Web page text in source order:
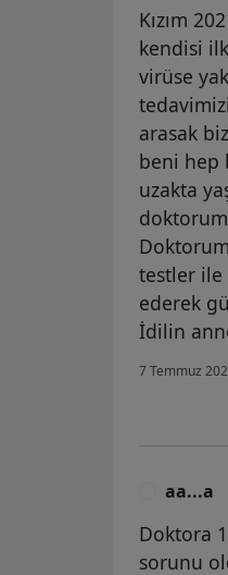
Kızım
kendisi
virüse
arasak
beni hep
uzakta
testler ile
ederek
İdilin
7 Temmuz
aa...a
Doktora
sorunu